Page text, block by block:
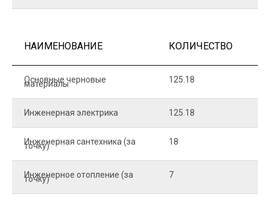
НАИМЕНОВАНИЕ КОЛИЧЕСТВО
Основные черновые
материалы 125.18
Инженерная электрика 125.18
Инженерная сантехника (за
точку) 18
Инженерное отопление (за
точку) 7